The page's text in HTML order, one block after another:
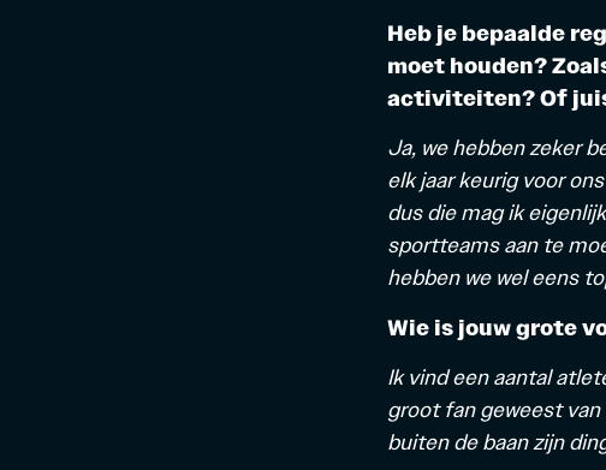
Heb je bepaalde
moet houden?
activiteiten? Of
Ja, we hebben zeker
elk jaar keurig voor
dus die mag ik
sportteams aan te
hebben we wel eens
Wie is jouw grote
Ik vind een aantal
groot fan geweest
buiten de baan zijn